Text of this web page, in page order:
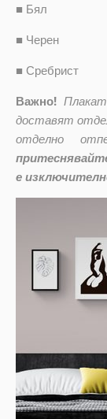
■ Бял
■ Черен
■ Сребрист
Важно!
доставят
отделно
е